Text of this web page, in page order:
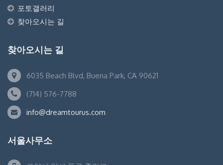
포토갤러리
찾아오시는 길
찾아오시는 길
6035 Beach Blvd, Buena Park, CA 90621
(714) 576-7788
info@dreamtourus.com
서울사무소